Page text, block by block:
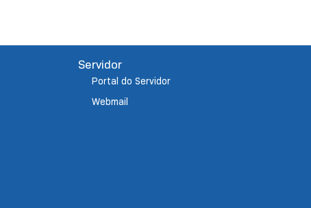
Servidor
Portal do Servidor
Webmail